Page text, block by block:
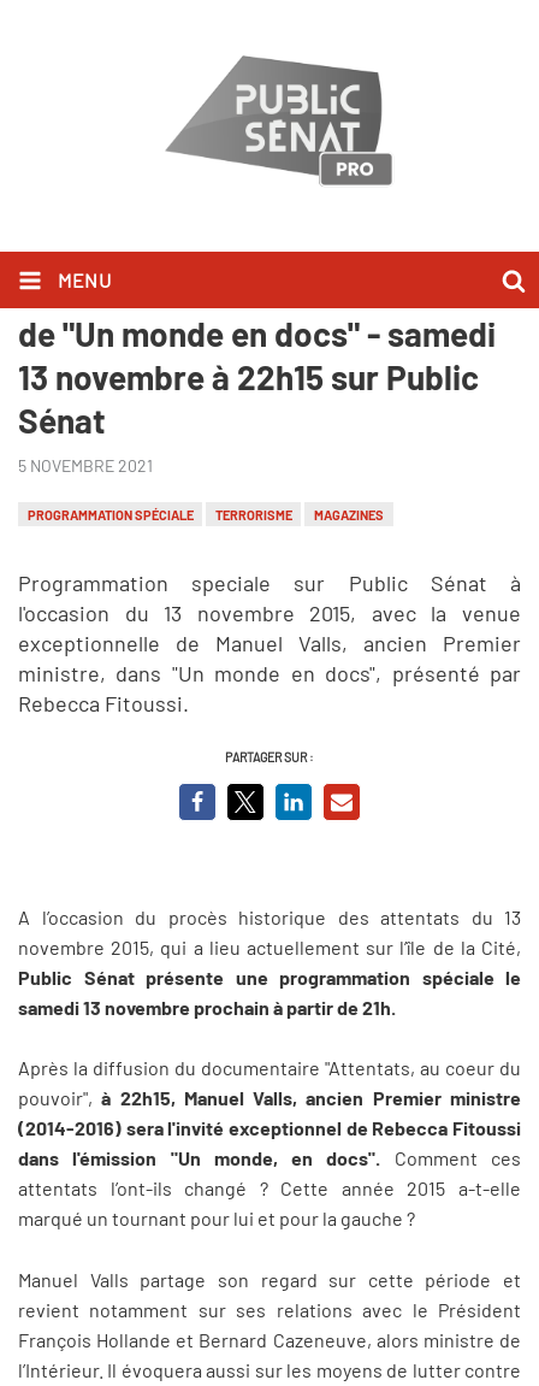
MENU
Manuel Valls invité exceptionnel
de "Un monde en docs" - samedi
13 novembre à 22h15 sur Public
Sénat
5 NOVEMBRE 2021
PROGRAMMATION SPÉCIALE TERRORISME MAGAZINES
Programmation speciale sur Public Sénat à
l'occasion du 13 novembre 2015, avec la venue
exceptionnelle de Manuel Valls, ancien Premier
ministre, dans "Un monde en docs", présenté par
Rebecca Fitoussi.
PARTAGER SUR :
A l’occasion du procès historique des attentats du 13
novembre 2015, qui a lieu actuellement sur l’île de la Cité,
Public Sénat présente une programmation spéciale le
samedi 13 novembre prochain à partir de 21h.
Après la diffusion du documentaire "Attentats, au coeur du
pouvoir", à 22h15, Manuel Valls, ancien Premier ministre
(2014-2016) sera l'invité exceptionnel de Rebecca Fitoussi
dans l'émission "Un monde, en docs". Comment ces
attentats l’ont-ils changé ? Cette année 2015 a-t-elle
marqué un tournant pour lui et pour la gauche ?
Manuel Valls partage son regard sur cette période et
revient notamment sur ses relations avec le Président
François Hollande et Bernard Cazeneuve, alors ministre de
l’Intérieur. Il évoquera aussi sur les moyens de lutter contre